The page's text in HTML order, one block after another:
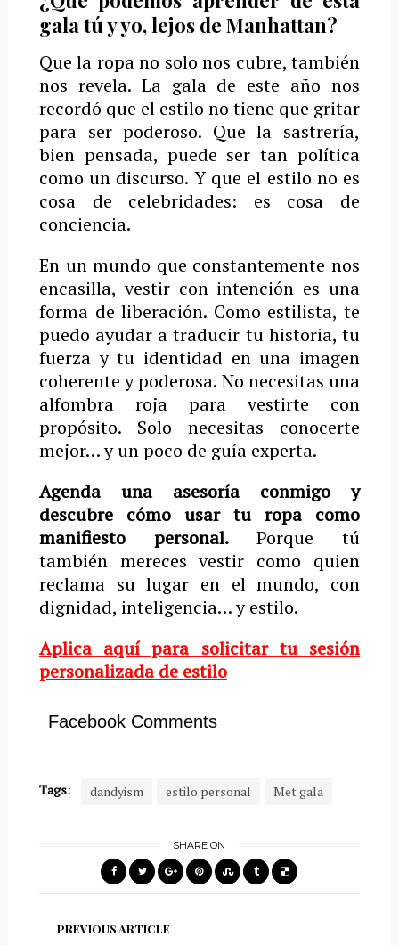
gala tú y yo, lejos de Manhattan?
Que la ropa no solo nos cubre, también
nos revela. La gala de este año nos
recordó que el estilo no tiene que gritar
para ser poderoso. Que la sastrería,
bien pensada, puede ser tan política
como un discurso. Y que el estilo no es
cosa de celebridades: es cosa de
conciencia.
En un mundo que constantemente nos
encasilla, vestir con intención es una
forma de liberación. Como estilista, te
puedo ayudar a traducir tu historia, tu
fuerza y tu identidad en una imagen
coherente y poderosa. No necesitas una
alfombra roja para vestirte con
propósito. Solo necesitas conocerte
mejor… y un poco de guía experta.
Agenda una asesoría conmigo y
descubre cómo usar tu ropa como
manifiesto personal.Porque tú
también mereces vestir como quien
reclama su lugar en el mundo, con
dignidad, inteligencia… y estilo.
Aplica aquí para solicitar tu sesión
personalizada de estilo
Facebook Comments
Tags: dandyism estilo personal Met gala
SHARE ON
PREVIOUS ARTICLE